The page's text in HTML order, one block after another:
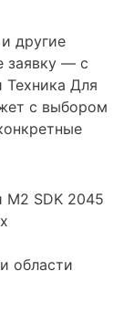
другие
заявку — с
Для
с выбором
M2 SDK 2045
области